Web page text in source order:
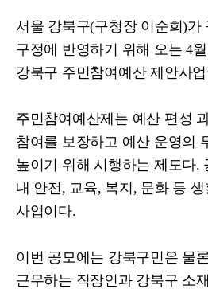
서울 강북구(구청장 이순희)가
구정에 반영하기 위해 오는4
강북구 주민참여예산 제안사업
주민참여예산제는 예산 편성
참여를 보장하고 예산 운영의
높이기 위해 시행하는 제도다.
내 안전, 교육, 복지 , 문화 등
사업이다.
이번 공모에는 강북구민은 물
근무하는 직장인과 강북구 소